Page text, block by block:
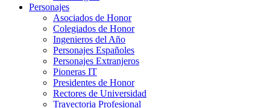
Personajes
Asociados de Honor
Colegiados de Honor
Ingenieros del Año
Personajes Españoles
Personajes Extranjeros
Pioneras IT
Presidentes de Honor
Rectores de Universidad
Trayectoria Profesional